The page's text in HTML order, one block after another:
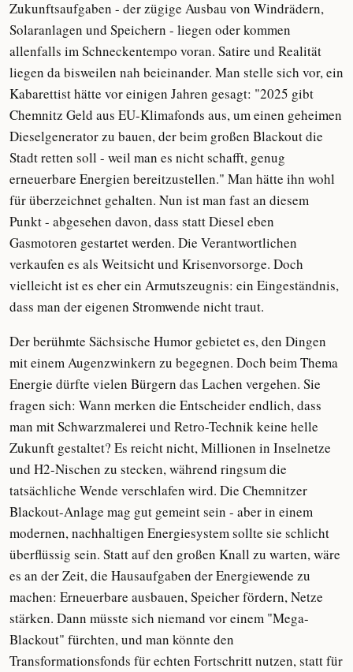
Zukunftsaufgaben - der zügige Ausbau von Windrädern,
Solaranlagen und Speichern - liegen oder kommen
allenfalls im Schneckentempo voran. Satire und Realität
liegen da bisweilen nah beieinander. Man stelle sich vor, ein
Kabarettist hätte vor einigen Jahren gesagt: "2025 gibt
Chemnitz Geld aus EU-Klimafonds aus, um einen geheimen
Dieselgenerator zu bauen, der beim großen Blackout die
Stadt retten soll - weil man es nicht schafft, genug
erneuerbare Energien bereitzustellen." Man hätte ihn wohl
für überzeichnet gehalten. Nun ist man fast an diesem
Punkt - abgesehen davon, dass statt Diesel eben
Gasmotoren gestartet werden. Die Verantwortlichen
verkaufen es als Weitsicht und Krisenvorsorge. Doch
vielleicht ist es eher ein Armutszeugnis: ein Eingeständnis,
dass man der eigenen Stromwende nicht traut.
Der berühmte Sächsische Humor gebietet es, den Dingen
mit einem Augenzwinkern zu begegnen. Doch beim Thema
Energie dürfte vielen Bürgern das Lachen vergehen. Sie
fragen sich: Wann merken die Entscheider endlich, dass
man mit Schwarzmalerei und Retro-Technik keine helle
Zukunft gestaltet? Es reicht nicht, Millionen in Inselnetze
und H2-Nischen zu stecken, während ringsum die
tatsächliche Wende verschlafen wird. Die Chemnitzer
Blackout-Anlage mag gut gemeint sein - aber in einem
modernen, nachhaltigen Energiesystem sollte sie schlicht
überflüssig sein. Statt auf den großen Knall zu warten, wäre
es an der Zeit, die Hausaufgaben der Energiewende zu
machen: Erneuerbare ausbauen, Speicher fördern, Netze
stärken. Dann müsste sich niemand vor einem "Mega-
Blackout" fürchten, und man könnte den
Transformationsfonds für echten Fortschritt nutzen, statt für